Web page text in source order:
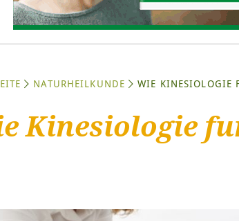
NATURHEILKUNDE WIE KINESIOLOGIE
Kinesiologie